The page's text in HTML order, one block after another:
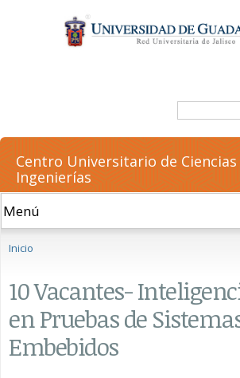
contenido
principal
Buscar
Centro Universitario de Ciencias
Ingenierías
Inicio
10 Vacantes-
en Pruebas de
Embebidos